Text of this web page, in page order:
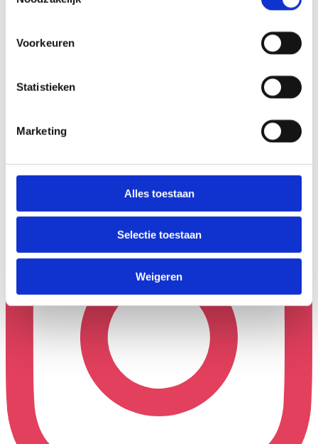
Voorkeuren
Statistieken
Marketing
Alles toestaan
Selectie toestaan
Weigeren